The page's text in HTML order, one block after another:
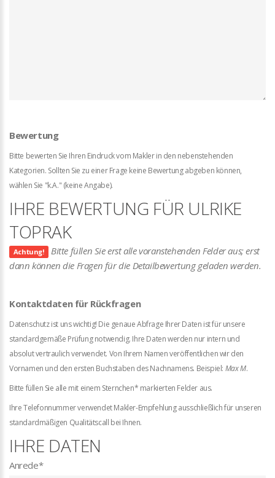
Bewertung
Bitte bewerten Sie Ihren Eindruck vom Makler in den nebenstehenden
Kategorien. Sollten Sie zu einer Frage keine Bewertung abgeben können,
wählen Sie "k.A." (keine Angabe).
IHRE BEWERTUNG FÜR ULRIKE
TOPRAK
Achtung!
Bitte füllen Sie erst alle voranstehenden Felder aus; erst
dann können die Fragen für die Detailbewertung geladen werden.
Kontaktdaten für Rückfragen
Datenschutz ist uns wichtig! Die genaue Abfrage Ihrer Daten ist für unsere
standardgemäße Prüfung notwendig. Ihre Daten werden nur intern und
absolut vertraulich verwendet. Von Ihrem Namen veröffentlichen wir den
Vornamen und den ersten Buchstaben des Nachnamens. Beispiel: Max M.
Bitte füllen Sie alle mit einem Sternchen* markierten Felder aus.
Ihre Telefonnummer verwendet Makler-Empfehlung ausschließlich für unseren
standardmäßigen Qualitätscall bei Ihnen.
IHRE DATEN
Anrede*